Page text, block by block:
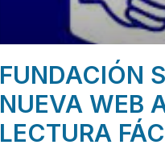
FUNDACIÓN
NUEVA WEB
LECTURA